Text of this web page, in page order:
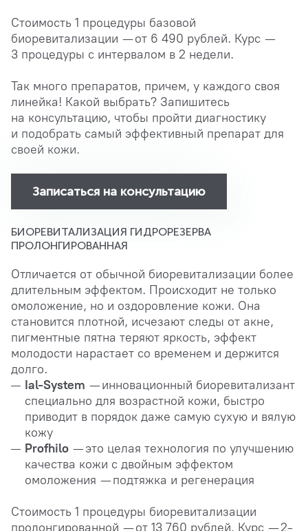
Стоимость 1 процедуры базовой
биоревитализации — от 6 490 рублей. Курс —
3 процедуры с интервалом в 2 недели.
Так много препаратов, причем, у каждого своя
линейка! Какой выбрать? Запишитесь
на консультацию, чтобы пройти диагностику
и подобрать самый эффективный препарат для
своей кожи.
Записаться на консультацию
БИОРЕВИТАЛИЗАЦИЯ ГИДРОРЕЗЕРВА
ПРОЛОНГИРОВАННАЯ
Отличается от обычной биоревитализации более
длительным эффектом. Происходит не только
омоложение, но и оздоровление кожи. Она
становится плотной, исчезают следы от акне,
пигментные пятна теряют яркость, эффект
молодости нарастает со временем и держится
долго.
Ial-System — инновационный биоревитализант
специально для возрастной кожи, быстро
приводит в порядок даже самую сухую и вялую
кожу
Profhilo — это целая технология по улучшению
качества кожи с двойным эффектом
омоложения — подтяжка и регенерация
Стоимость 1 процедуры биоревитализации
пролонгированной — от 13 760 рублей. Курс — 2-